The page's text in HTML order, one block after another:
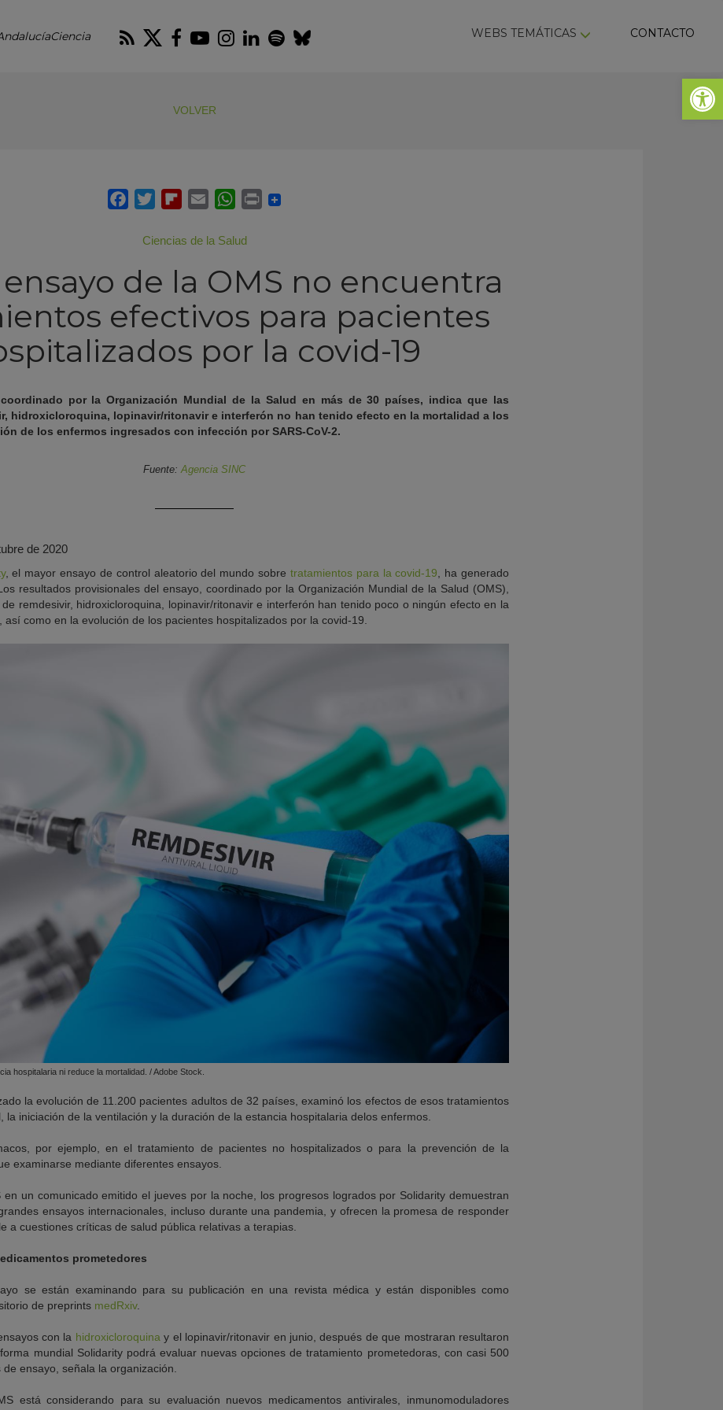
Abrir
RSS Twitter
Facebook
Youtube
Instagram
LinkedIn
Spotify
Bluesky WEBS TEMÁTICAS CONTACTO
VOLVER
Ciencias de la Salud
de la OMS no encuentra
efectivos para pacientes
por la covid-19
por la Organización Mundial de la Salud en más de 30 países, indica que las
hidroxicloroquina, lopinavir/ritonavir e interferón no han tenido efecto en la mortalidad a los
de los enfermos ingresados con infección por SARS-CoV-2.
Fuente:Agencia SINC
de 2020
, el mayor ensayo de control aleatorio del mundo sobre tratamientos para la covid-19 , ha generado
resultados provisionales del ensayo, coordinado por la Organización Mundial de la Salud (OMS),
remdesivir, hidroxicloroquina, lopinavir/ritonavir e interferón han tenido poco o ningún efecto en la
como en la evolución de los pacientes hospitalizados por la covid-19.
hospitalaria ni reduce la mortalidad. / Adobe Stock.
la evolución de 11.200 pacientes adultos de 32 países, examinó los efectos de esos tratamientos
la iniciación de la ventilación y la duración de la estancia hospitalaria delos enfermos.
por ejemplo, en el tratamiento de pacientes no hospitalizados o para la prevención de la
examinarse mediante diferentes ensayos.
en un comunicado emitido el jueves por la noche, los progresos logrados por Solidarity demuestran
ensayos internacionales, incluso durante una pandemia, y ofrecen la promesa de responder
a cuestiones críticas de salud pública relativas a terapias.
prometedores
se están examinando para su publicación en una revista médica y están disponibles como
de preprints medRxiv.
con la hidroxicloroquinay el lopinavir/ritonavir en junio, después de que mostraran resultaron
mundial Solidarity podrá evaluar nuevas opciones de tratamiento prometedoras, con casi 500
ensayo, señala la organización.
está considerando para su evaluación nuevos medicamentos antivirales, inmunomoduladores